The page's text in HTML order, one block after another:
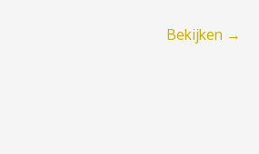
Bekijken →